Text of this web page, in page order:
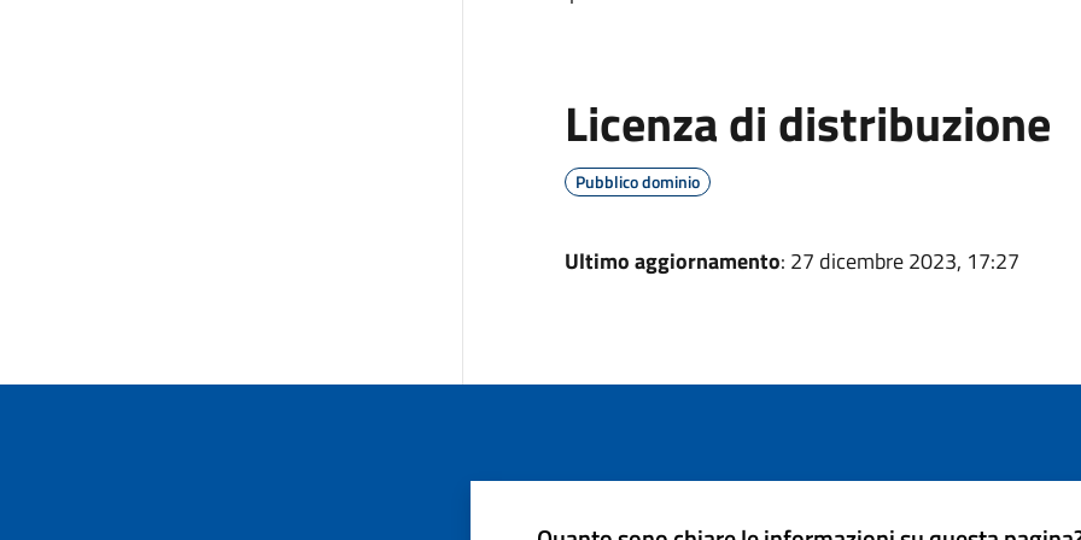
Licenza di distribuzione
Pubblico dominio
Ultimo aggiornamento: 27 dicembre 2023, 17:27